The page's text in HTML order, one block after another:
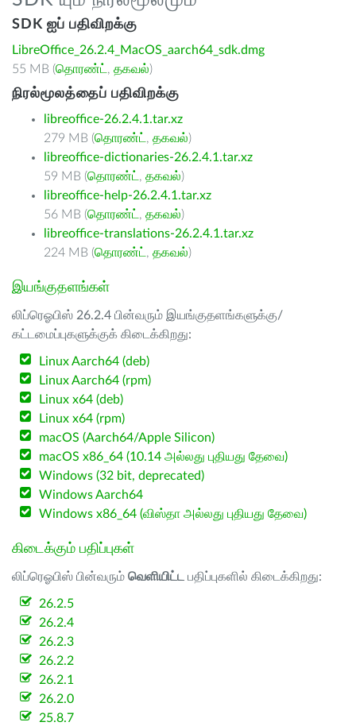
SDK ஐப் பதிவிறக்கு
LibreOffice_26.2.4_MacOS_aarch64_sdk.dmg
55 MB (தொரண்ட் , தகவல்)
நிரல்மூலத்தைப் பதிவிறக்கு
libreoffice-26.2.4.1.tar.xz
279 MB (தொரண்ட் , தகவல்)
libreoffice-dictionaries-26.2.4.1.tar.xz
59 MB (தொரண்ட் , தகவல்)
libreoffice-help-26.2.4.1.tar.xz
56 MB (தொரண்ட் , தகவல்)
libreoffice-translations-26.2.4.1.tar.xz
224 MB (தொரண்ட் , தகவல்)
இயங்குதளங்கள்
லிப்ரெஓபிஸ் 26.2.4 பின்வரும் இயங்குதளங்களுக்கு/
கட்டமைப்புகளுக்குக் கிடைக்கிறது:
Linux Aarch64 (deb)
Linux Aarch64 (rpm)
Linux x64 (deb)
Linux x64 (rpm)
macOS (Aarch64/Apple Silicon)
macOS x86_64 (10.14 அல்லது புதியது தேவை)
Windows (32 bit, deprecated)
Windows Aarch64
Windows x86_64 (விஸ்தா அல்லது புதியது தேவை)
கிடைக்கும் பதிப்புகள்
லிப்ரெஓபிஸ் பின்வரும் வெளியிட்ட பதிப்புகளில் கிடைக்கிறது:
26.2.5
26.2.4
26.2.3
26.2.2
26.2.1
26.2.0
25.8.7